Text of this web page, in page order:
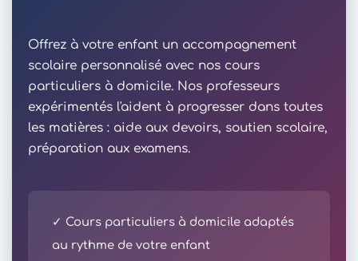
Offrez à votre enfant un accompagnement
scolaire personnalisé avec nos cours
particuliers à domicile. Nos professeurs
expérimentés l'aident à progresser dans toutes
les matières : aide aux devoirs, soutien scolaire,
préparation aux examens.
✓ Cours particuliers à domicile adaptés
au rythme de votre enfant